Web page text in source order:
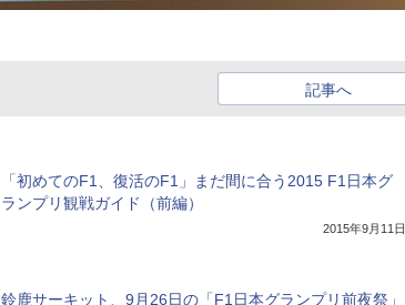
記事へ
「初めてのF1、復活のF1」まだ間に合う2015 F1日本グ
ランプリ観戦ガイド（前編）
2015年9月11日
鈴鹿サーキット、9月26日の「F1日本グランプリ前夜祭」